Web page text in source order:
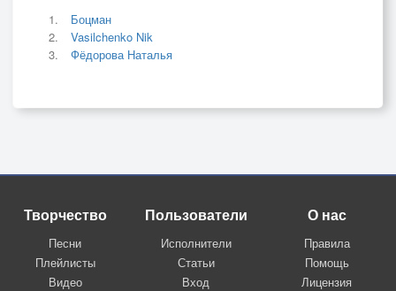
Боцман
Vasilchenko Nik
Фёдорова Наталья
Творчество
Песни
Плейлисты
Видео
Пользователи
Исполнители
Статьи
Вход
О нас
Правила
Помощь
Лицензия